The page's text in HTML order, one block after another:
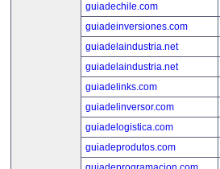
guiadechile.com
guiadeinversiones.com
guiadelaindustria.net
guiadelaindustria.net
guiadelinks.com
guiadelinversor.com
guiadelogistica.com
guiadeprodutos.com